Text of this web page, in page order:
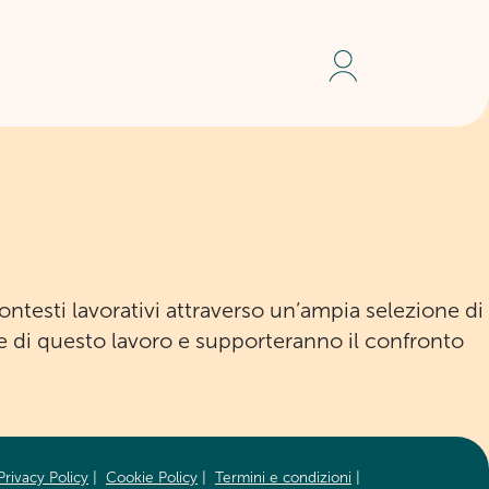
lavorativi attraverso un’ampia selezione di
di questo lavoro e supporteranno il confronto
Privacy Policy Cookie Policy Termini e condizioni